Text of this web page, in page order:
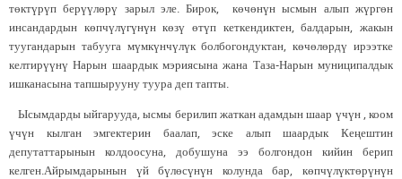
төктүрүп берүүлөрү зарыл эле. Бирок, көчөнүн ысмын алып жүргөн
инсандардын көпчүлүгүнүн көзү өтүп кеткендиктен, балдарын, жакын
туугандарын табууга мүмкүнчүлүк болбогондуктан, көчөлөрдү ирээтке
келтирүүнү Нарын шаардык мэриясына жана Таза-Нарын муниципалдык
ишканасына тапшырууну туура деп тапты.
Ысымдарды ыйгарууда, ысмы берилип жаткан адамдын шаар үчүн , коом
үчүн кылган эмгектерин баалап, эске алып шаардык Кеңештин
депутаттарынын колдоосуна, добушуна ээ болгондон кийин берип
келген.Айрымдарынын үй бүлөсүнүн колунда бар, көпчүлүктөрүнүн